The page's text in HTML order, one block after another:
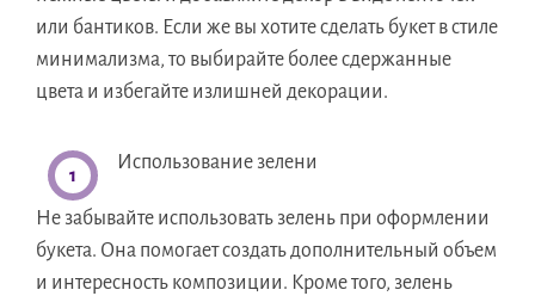
или бантиков. Если же вы хотите сделать букет в стиле
минимализма, то выбирайте более сдержанные
цвета и избегайте излишней декорации.
Использование зелени
Не забывайте использовать зелень при оформлении
букета. Она помогает создать дополнительный объем
и интересность композиции. Кроме того, зелень